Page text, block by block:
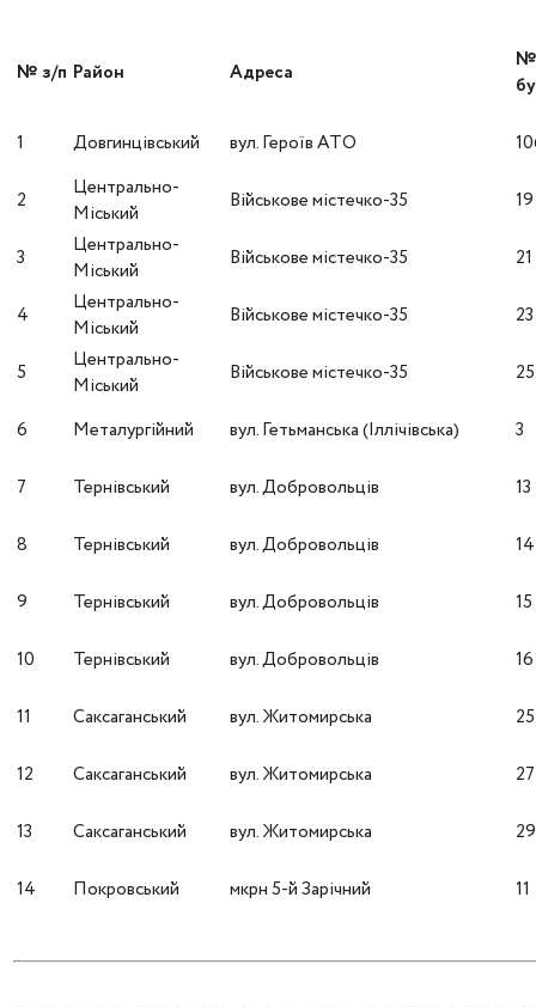
№ з/п Район Адреса
1 Довгинцівський вул. Героїв АТО
2
Центрально-
Міський
Військове містечко-35 19
3
Центрально-
Міський
Військове містечко-35 21
4
Центрально-
Міський
Військове містечко-35 23
5
Центрально-
Міський
Військове містечко-35 25
6 Металургійний вул. Гетьманська (Іллічівська) 3
7 Тернівський вул. Добровольців 13
8 Тернівський вул. Добровольців 14
9 Тернівський вул. Добровольців 15
10 Тернівський вул. Добровольців 16
11 Саксаганський вул. Житомирська 25
12 Саксаганський вул. Житомирська 27
13 Саксаганський вул. Житомирська 29
14 Покровський мкрн 5-й Зарічний 11